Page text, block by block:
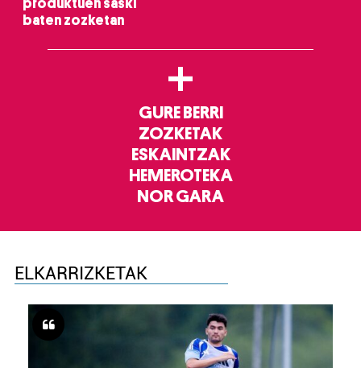
produktuen saski
baten zozketan
+
GURE BERRI
ZOZKETAK
ESKAINTZAK
HEMEROTEKA
NOR GARA
ELKARRIZKETAK